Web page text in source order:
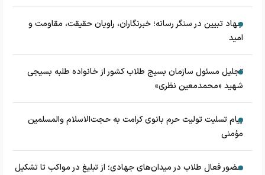
جهاد تبیین در سنگر رسانه؛ خبرنگاران، راویان حقیقت، مقاومت و
امید
تجلیل مسئول سازمان بسیج طلاب کشور از خانواده طلبه بسیجی
شهید «محمدمعین نظری»
پیام تسلیت تولیت حرم بانوی کرامت به حجت‌الاسلام‌ و‌المسلمین
مؤمنی
حضور فعال طلاب در میدان‌های جهادی؛ از تبلیغ در مواکب تا تشکیل